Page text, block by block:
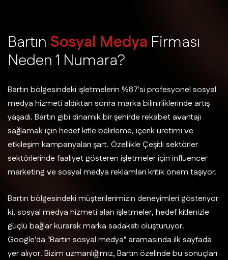
Bartın Sosyal Medya Firması
Neden1 Numara?
Bartın bölgesindeki işletmelerin %87'si profesyonel sosyal
medya hizmeti aldıktan sonra marka bilinirliklerinde artış
yaşadı. Bartın gibi dinamik bir şehirde rekabet avantajı
sağlamak için hedef kitle belirleme, içerik üretimi ve
etkileşim kampanyaları şart. Özellikle Çeşitli sektörler
sektörlerinde faaliyet gösteren işletmeler için influencer
marketing ve sosyal medya reklamları kritik önem taşıyor.
Bartın bölgesindeki müşterilerimizin deneyimleri gösteriyor
ki, sosyal medya hizmeti alan işletmeler, hedef kitlenizle
güçlü bağlar kurarak marka sadakati oluşturuyor.
Google'da "Bartın sosyal medya" aramasında ilk sayfada
yer alıyor. Bizim uzmanlığımız, Bartın özelinde bu sonuçları